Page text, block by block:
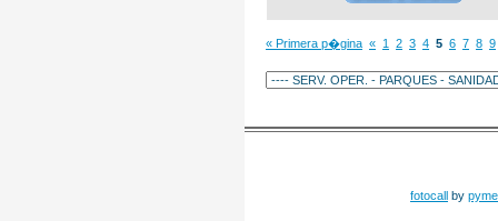
« Primera p�gina « 1 2 3 4 5 6 7 8 9
fotocall by